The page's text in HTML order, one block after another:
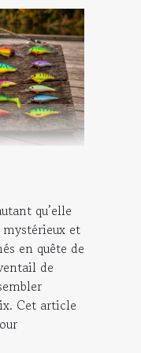
qu’elle
et
en quête de
de
Cet article